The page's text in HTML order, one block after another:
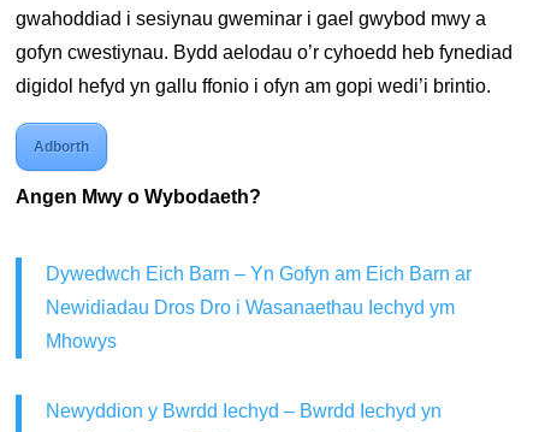
gwahoddiad i sesiynau gweminar i gael gwybod mwy a
gofyn cwestiynau. Bydd aelodau o’r cyhoedd heb fynediad
digidol hefyd yn gallu ffonio i ofyn am gopi wedi’i brintio.
Adborth
Angen Mwy o Wybodaeth?
Dywedwch Eich Barn – Yn Gofyn am Eich Barn ar
Newidiadau Dros Dro i Wasanaethau Iechyd ym
Mhowys
Newyddion y Bwrdd Iechyd – Bwrdd Iechyd yn